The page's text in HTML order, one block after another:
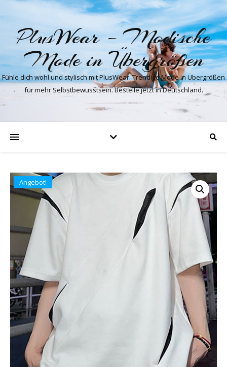
PlusWear – Modische
Mode in Übergrößen
Fühle dich wohl und stylisch mit PlusWear. Trendige Mode in Übergrößen
für mehr Selbstbewusstsein. Bestelle jetzt in Deutschland.
Angebot!